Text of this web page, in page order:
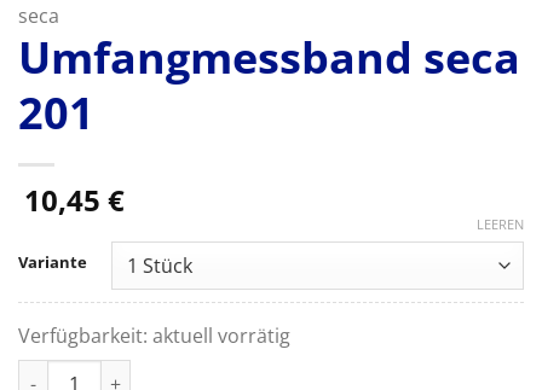
seca
Umfangmessband seca
201
10,45 €
Variante
LEEREN
Verfügbarkeit: aktuell vorrätig